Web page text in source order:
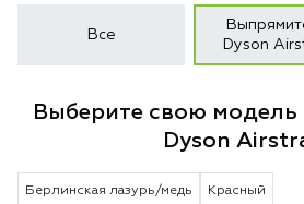
Все
Dyson
Выберите свою
Dyson
Берлинская лазурь/медь Красный